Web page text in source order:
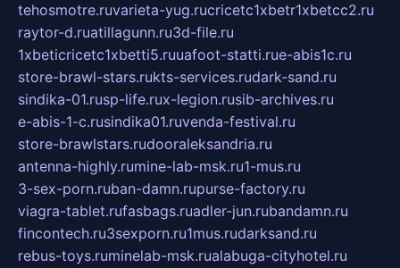
tehosmotre.ruvarieta-yug.rucricetc1xbetr1xbetcc2.ru
raytor-d.ruatillagunn.ru3d-file.ru
1xbeticricetc1xbetti5.ruuafoot-statti.rue-abis1c.ru
store-brawl-stars.rukts-services.rudark-sand.ru
sindika-01.rusp-life.rux-legion.rusib-archives.ru
e-abis-1-c.rusindika01.ruvenda-festival.ru
store-brawlstars.rudooraleksandria.ru
antenna-highly.rumine-lab-msk.ru1-mus.ru
3-sex-porn.ruban-damn.rupurse-factory.ru
viagra-tablet.rufasbags.ruadler-jun.rubandamn.ru
fincontech.ru3sexporn.ru1mus.rudarksand.ru
rebus-toys.ruminelab-msk.rualabuga-cityhotel.ru